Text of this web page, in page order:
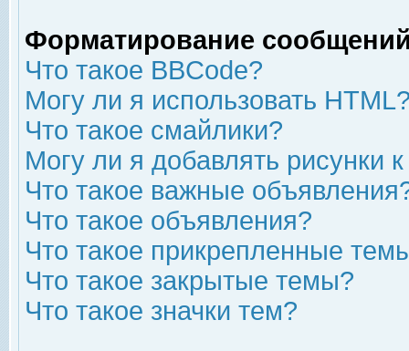
Форматирование
Что такое BBCode?
Могу ли я использовать
Что такое смайлики?
Могу ли я добавлять рисунки
Что такое важные
Что такое объявления?
Что такое прикрепленные
Что такое закрытые темы?
Что такое значки тем?